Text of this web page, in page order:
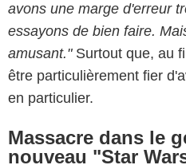
avons une marge d'erreur
essayons de bien faire.
amusant."Surtout que, au
être particulièrement fier
en particulier.
Massacre dans le
nouveau "Star